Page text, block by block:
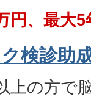
円、最大
検診助
上の方で